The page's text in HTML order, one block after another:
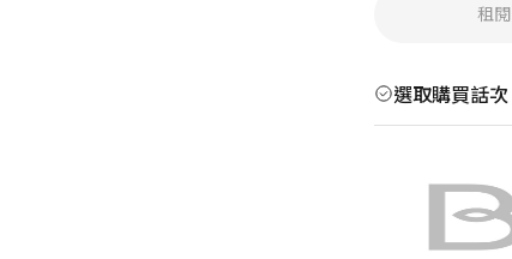
租閱
選取購買話次